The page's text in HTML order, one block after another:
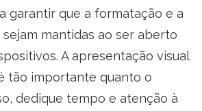
garantir que a formatação e a
mantidas ao ser aberto
A apresentação visual
tão importante quanto o
dedique tempo e atenção à